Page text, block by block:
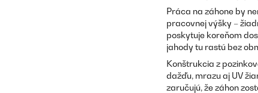
Práca na záhone by
pracovnej výšky –
poskytuje koreňom
jahody tu rastú bez
Konštrukcia z
dažďu, mrazu aj UV
zaručujú, že záhon